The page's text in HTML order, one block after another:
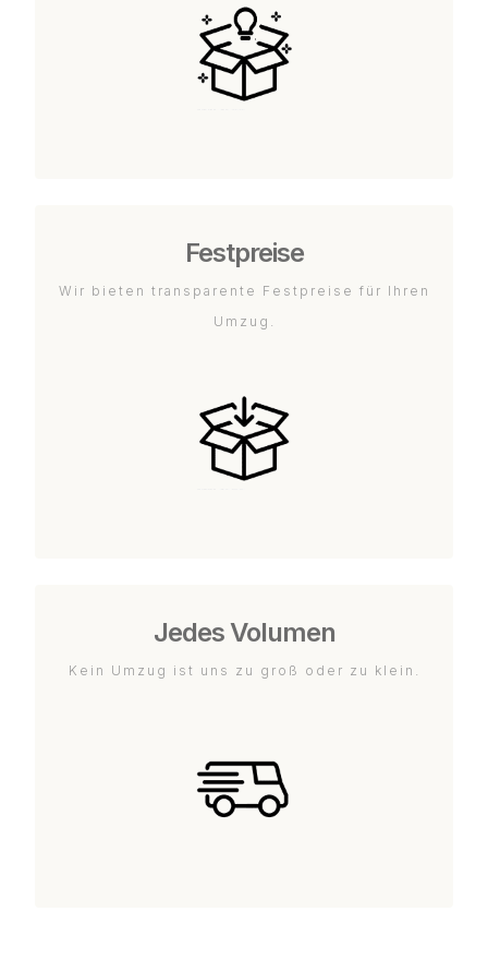
Festpreise
Wir bieten transparente Festpreise für Ihren
Umzug.
Jedes Volumen
Kein Umzug ist uns zu groß oder zu klein.